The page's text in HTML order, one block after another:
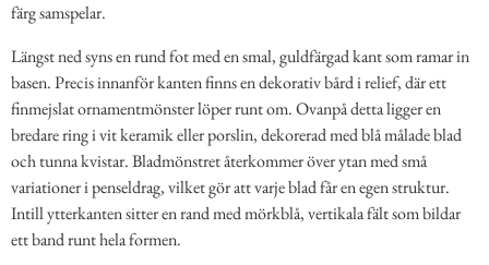
färg samspelar.
Längst ned syns en rund fot med en smal, guldfärgad kant som ramar in
basen. Precis innanför kanten finns en dekorativ bård i relief, där ett
finmejslat ornamentmönster löper runt om. Ovanpå detta ligger en
bredare ring i vit keramik eller porslin, dekorerad med blå målade blad
och tunna kvistar. Bladmönstret återkommer över ytan med små
variationer i penseldrag, vilket gör att varje blad får en egen struktur.
Intill ytterkanten sitter en rand med mörkblå, vertikala fält som bildar
ett band runt hela formen.